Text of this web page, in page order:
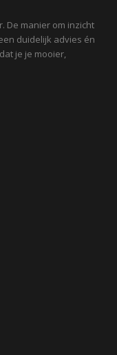
De manier om inzicht
duidelijk advies én
je je mooier,